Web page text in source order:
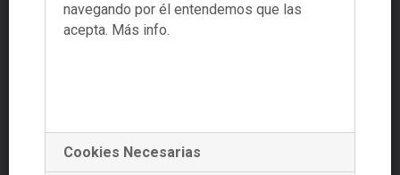
Navegador de artículos
+34 881 978 488
+34 639 353 661
navegando por él entendemos que las
acepta. Más info.
Cookies Necesarias